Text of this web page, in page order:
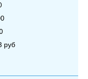
руб